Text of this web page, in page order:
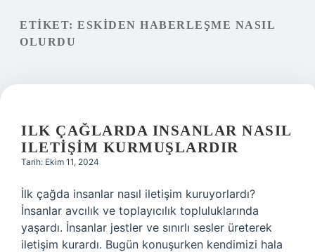
Yasal Uyarı
ETIKET: ESKIDEN HABERLEŞME NASIL
OLURDU
ILK ÇAĞLARDA INSANLAR NASIL
ILETIŞIM KURMUŞLARDIR
Tarih: Ekim 11, 2024
İlk çağda insanlar nasıl iletişim kuruyorlardı?
İnsanlar avcılık ve toplayıcılık topluluklarında
yaşardı. İnsanlar jestler ve sınırlı sesler üreterek
iletişim kurardı. Bugün konuşurken kendimizi hala